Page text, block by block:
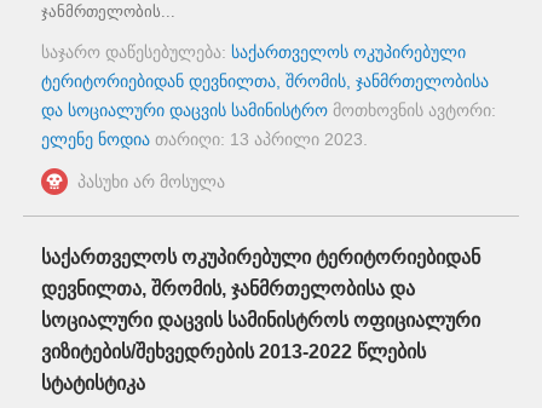
ჯანმრთელობის...
საჯარო დაწესებულება: საქართველოს ოკუპირებული
ტერიტორიებიდან დევნილთა, შრომის, ჯანმრთელობისა
და სოციალური დაცვის სამინისტრო მოთხოვნის ავტორი:
ელენე ნოდია თარიღი: 13 აპრილი 2023
პასუხი არ მოსულა
საქართველოს ოკუპირებული ტერიტორიებიდან
დევნილთა, შრომის, ჯანმრთელობისა და
სოციალური დაცვის სამინისტროს ოფიციალური
ვიზიტების/შეხვედრების 2013-2022 წლების
სტატისტიკა